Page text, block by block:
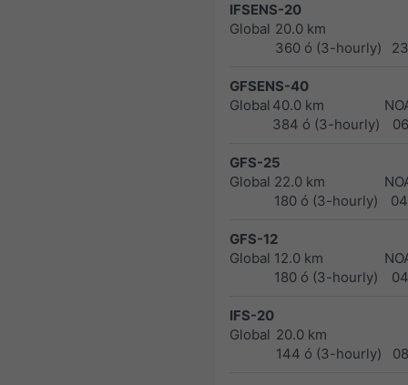
IFSENS-20
Global 20.0 km
360 ó (3-hourly)
GFSENS-40
Global 40.0 km
384 ó (3-hourly)
GFS-25
Global 22.0 km
180 ó (3-hourly)
GFS-12
Global 12.0 km
180 ó (3-hourly)
IFS-20
Global 20.0 km
144 ó (3-hourly)